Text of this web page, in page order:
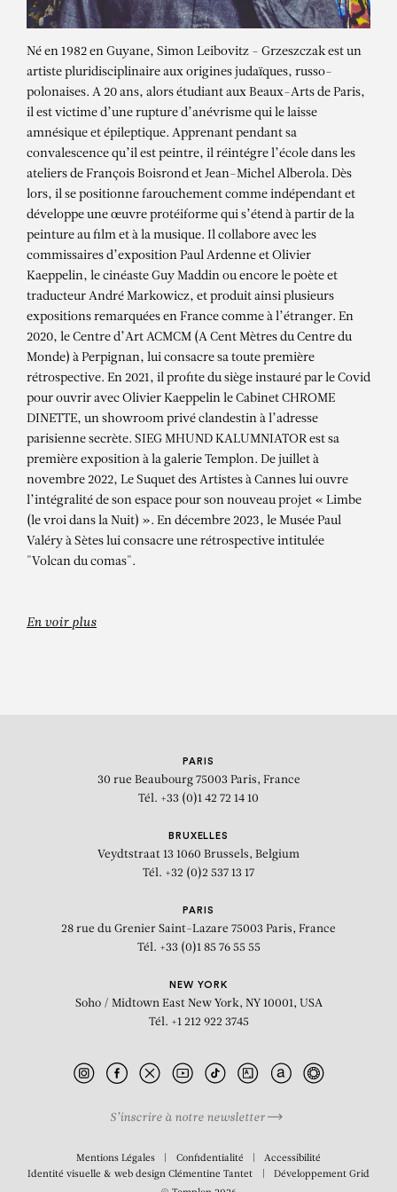
ORSTEN GROOM
YOKHEVED – THOTEMINSEL [série
CHROME DINETTE]
Né en 1982 en Guyane, Simon Leibovitz - Grzeszczak est un
artiste pluridisciplinaire aux origines judaïques, russo-
polonaises. A 20 ans, alors étudiant aux Beaux-Arts de Paris,
il est victime d’une rupture d’anévrisme qui le laisse
amnésique et épileptique. Apprenant pendant sa
convalescence qu’il est peintre, il réintégre l’école dans les
ateliers de François Boisrond et Jean-Michel Alberola. Dès
lors, il se positionne farouchement comme indépendant et
développe une œuvre protéiforme qui s’étend à partir de la
peinture au film et à la musique. Il collabore avec les
commissaires d’exposition Paul Ardenne et Olivier
Kaeppelin, le cinéaste Guy Maddin ou encore le poète et
traducteur André Markowicz, et produit ainsi plusieurs
expositions remarquées en France comme à l’étranger. En
2020, le Centre d’Art ACMCM (A Cent Mètres du Centre du
Monde) à Perpignan, lui consacre sa toute première
rétrospective. En 2021, il profite du siège instauré par le Covid
pour ouvrir avec Olivier Kaeppelin le Cabinet CHROME
DINETTE, un showroom privé clandestin à l’adresse
parisienne secrète. SIEG MHUND KALUMNIATOR est sa
première exposition à la galerie Templon. De juillet à
novembre 2022, Le Suquet des Artistes à Cannes lui ouvre
l’intégralité de son espace pour son nouveau projet « Limbe
(le vroi dans la Nuit) ». En décembre 2023, le Musée Paul
Valéry à Sètes lui consacre une rétrospective intitulée
"Volcan du comas".
En voir plus
PARIS
30 rue Beaubourg 75003 Paris, France
Tél. +33 (0)1 42 72 14 10
BRUXELLES
Veydtstraat 13 1060 Brussels, Belgium
Tél. +32 (0)2 537 13 17
PARIS
28 rue du Grenier Saint-Lazare 75003 Paris, France
Tél. +33 (0)1 85 76 55 55
NEW YORK
Soho / Midtown East New York, NY 10001, USA
Tél. +1 212 922 3745
S’inscrire à notre newsletter
Mentions Légales Confidentialité
Accessibilité
Identité visuelle & web designClémentine Tantet Développement Grid